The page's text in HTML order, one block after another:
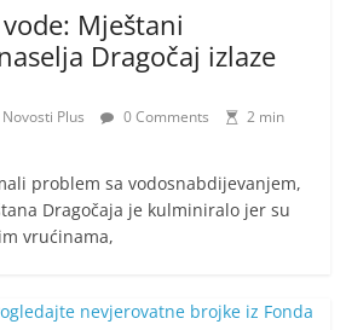
Mještani
Dragočaj izlaze
Novosti Plus 0 Comments
2 min
problem sa vodosnabdijevanjem,
Dragočaja je kulminiralo jer su
vrućinama,